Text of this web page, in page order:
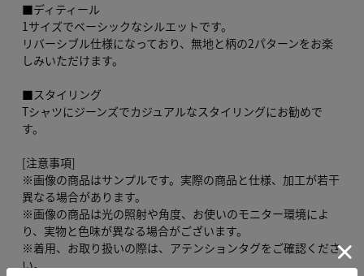
■ディティール
1サイズでベーシックなシルエットです。
リバーシブル仕様になっており、無地と柄の2パターンをお楽
しみいただけます。
■スタイリング
Tシャツにジーンズでカジュアルなスタイリングにお勧めで
す。
[注意事項]
※画像の商品はサンプルです。実際の商品と仕様、加工が若干
異なる場合があります。
※画像の商品は光の照射や角度、お使いのモニター環境によ
り、実物と色味が異なる場合がございます。
※着用、お取り扱いの際は、アテンションタグをご確認くださ
い。